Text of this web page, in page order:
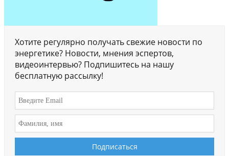
Хотите регулярно получать свежие новости по
энергетике? Новости, мнения эспертов,
видеоинтервью? Подпишитесь на нашу
бесплатную рассылку!